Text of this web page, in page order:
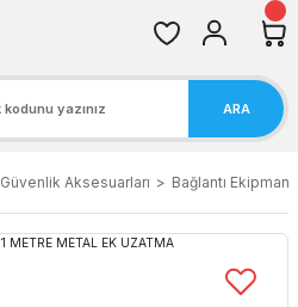
ARA
Güvenlik Aksesuarları Bağlantı